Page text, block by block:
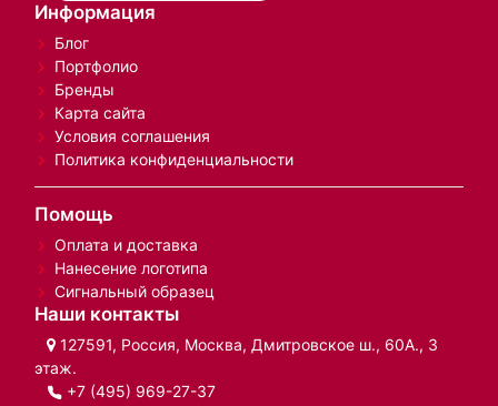
Информация
Блог
Портфолио
Бренды
Карта сайта
Условия соглашения
Политика конфиденциальности
Помощь
Оплата и доставка
Нанесение логотипа
Сигнальный образец
Наши контакты
127591, Россия, Москва, Дмитровское ш., 60А., 3
этаж.
+7 (495) 969-27-37